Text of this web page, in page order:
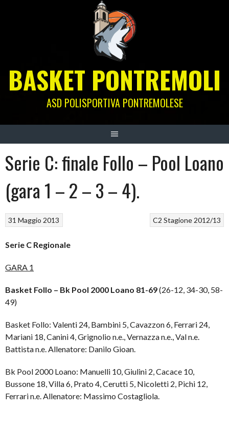
BASKET PONTREMOLI
ASD POLISPORTIVA PONTREMOLESE
Serie C: finale Follo – Pool Loano
(gara 1 – 2 – 3 – 4).
C2 Stagione 2012/13
31 Maggio 2013
Serie C Regionale
GARA 1
Basket Follo – Bk Pool 2000 Loano 81-69(26-12, 34-30, 58-
49)
Basket Follo: Valenti 24, Bambini 5, Cavazzon 6, Ferrari 24,
Mariani 18, Canini 4, Grignolio n.e., Vernazza n.e., Val n.e.
Battista n.e. Allenatore: Danilo Gioan.
Bk Pool 2000 Loano: Manuelli 10, Giulini 2, Cacace 10,
Bussone 18, Villa 6, Prato 4, Cerutti 5, Nicoletti 2, Pichi 12,
Ferrari n.e. Allenatore: Massimo Costagliola.